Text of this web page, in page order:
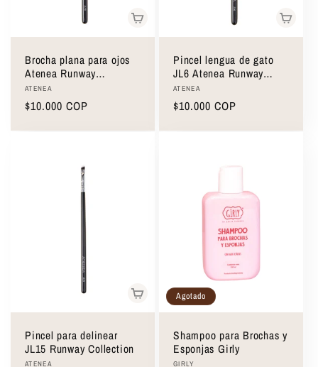
Brocha plana para ojos
Atenea Runway
Collection JL10
Proveedor:
ATENEA
Precio
$10.000 COP
Pincel lengua de gato
JL6 Atenea Runway
Collection
Proveedor:
ATENEA
Precio
$10.000 COP
Pincel para delinear
JL15 Runway Collection
ATENEA
Agotado
Shampoo para Brochas y
Esponjas Girly
GIRLY